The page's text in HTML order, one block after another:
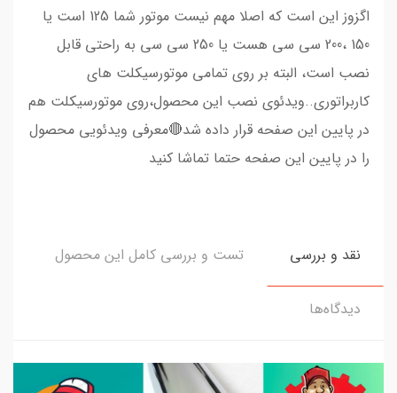
اگزوز این است که اصلا مهم نیست موتور شما 125 است یا
150 ،200 سی سی هست یا 250 سی سی به راحتی قابل
نصب است، البته بر روی تمامی موتورسیکلت های
کاربراتوری..ویدئوی نصب این محصول،روی موتورسیکلت هم
در پایین این صفحه قرار داده شد🔴معرفی ویدئویی محصول
را در پایین این صفحه حتما تماشا کنید
نقد و بررسی تست و بررسی کامل این محصول
دیدگاه‌ها